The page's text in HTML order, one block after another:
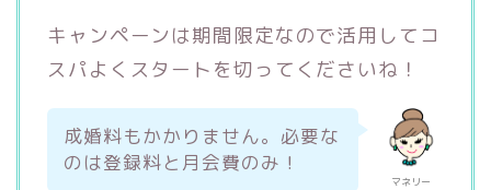
キャンペーンは期間限定なので活用してコ
スパよくスタートを切ってくださいね！
マネリー
成婚料もかかりません。必要な
のは登録料と月会費のみ！